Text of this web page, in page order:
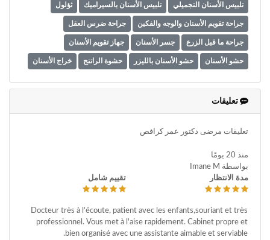
تلبيس الأسنان التجميلي تلبيس الأسنان بالسيراميك ثؤلول
جراحة تقويم الأسنان والوجه والفكين جراحة ضرس العقل
جراحة ما قبل الزرع جسر الأسنان جهاز تقويم الأسنان
حشو الأسنان حشو الأسنان بالليزر حشوة الراتنج خراج الأسنان
زراعة الأسنان
طب الأسنان التجميلي طب الأسنان الرقمي
طقم الأسنان
طقم الأسنان الجزئي طقم الأسنان الجزئي المتحرك
طوارئ الأسنان فحص الفم والأسنان
قوالب تقويم الأسنان لمرضى السرطان
تعليقات
تعليقات مرضى دكتور عمر كرافص
منذ 20 يومًا
بواسطة Imane M
مدة الانتظار
تقييم شامل
Docteur très à l'écoute, patient avec les enfants,souriant et très
professionnel. Vous met à l'aise rapidement. Cabinet propre et
bien organisé avec une assistante aimable et serviable.